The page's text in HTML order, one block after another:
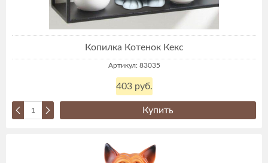
Копилка Котенок Кекс
Артикул: 83035
403 руб.
Купить